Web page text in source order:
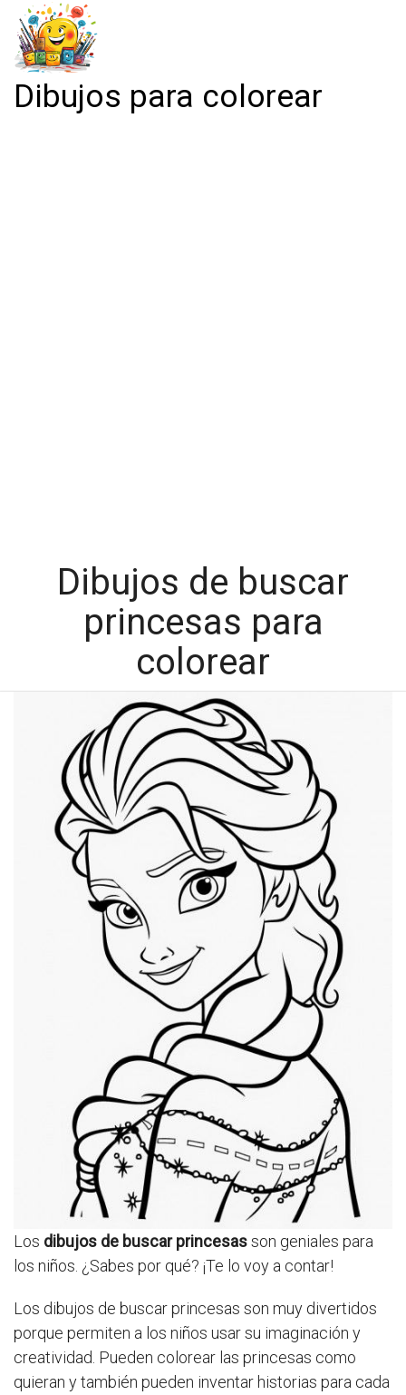
Dibujos para colorear
Dibujos de buscar
princesas para
colorear
Los dibujos de buscar princesasson geniales para
los niños. ¿Sabes por qué? ¡Te lo voy a contar!
Los dibujos de buscar princesas son muy divertidos
porque permiten a los niños usar su imaginación y
creatividad. Pueden colorear las princesas como
quieran y también pueden inventar historias para cada